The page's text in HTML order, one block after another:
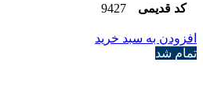
کد قدیمی 9427
افزودن به سبد خرید
تمام شد